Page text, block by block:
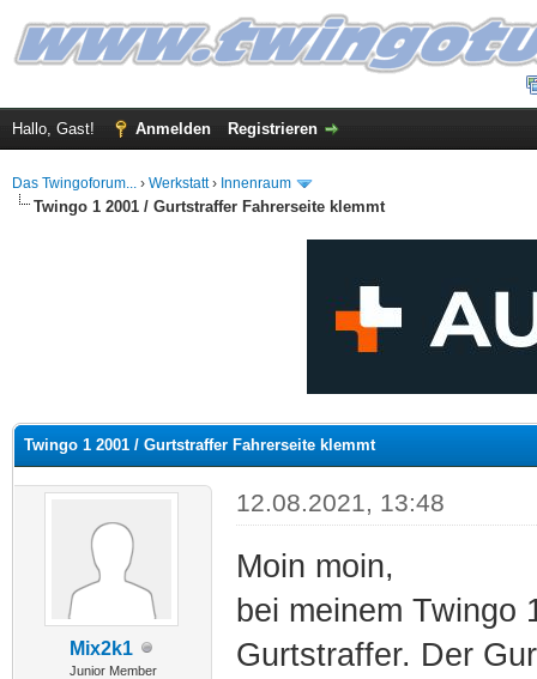
Hallo, Gast! Anmelden Registrieren
Das Twingoforum... › Werkstatt› Innenraum
Twingo 1 2001 / Gurtstraffer Fahrerseite klemmt
Twingo 1 2001 / Gurtstraffer Fahrerseite klemmt
Mix2k1
Junior Member
12.08.2021, 13:48
Moin moin,
bei meinem Twingo
Gurtstraffer. Der